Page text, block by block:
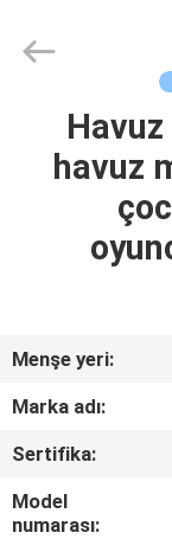
EVDE
FABRIKA
KALITE
Industries
Inc..
havuz
Menşe yeri:
Marka adı:
Sertifika:
Model
numarası: